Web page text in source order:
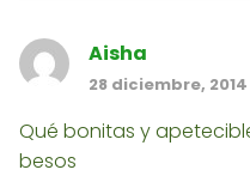
Aisha
28 diciembre, 2014
Qué bonitas y
besos